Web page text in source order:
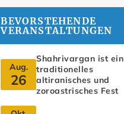
BEVORSTEHENDE
VERANSTALTUNGEN
Aug.
26
Shahrivargan ist ein
traditionelles
altiranisches und
zoroastrisches Fest